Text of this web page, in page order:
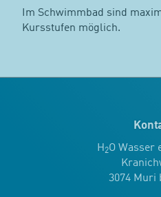
Im Schwimmbad sind
Kursstufen möglich.
H2O Wasser
3074 Muri